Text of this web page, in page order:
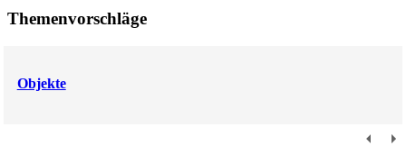
Themenvorschläge
Objekte